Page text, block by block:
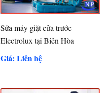
Sửa máy giặt cửa trước
Electrolux tại Biên Hòa
Giá: Liên hệ